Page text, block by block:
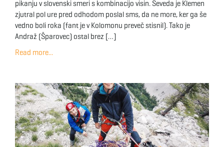
pikanju v slovenski smeri s kombinacijo visin. Seveda je Klemen
zjutral pol ure pred odhodom poslal sms, da ne more, ker ga še
vedno boli roka (fant je v Kolomonu preveč stisnil). Tako je
Andraž (Šparovec) ostal brez […]
Read more...